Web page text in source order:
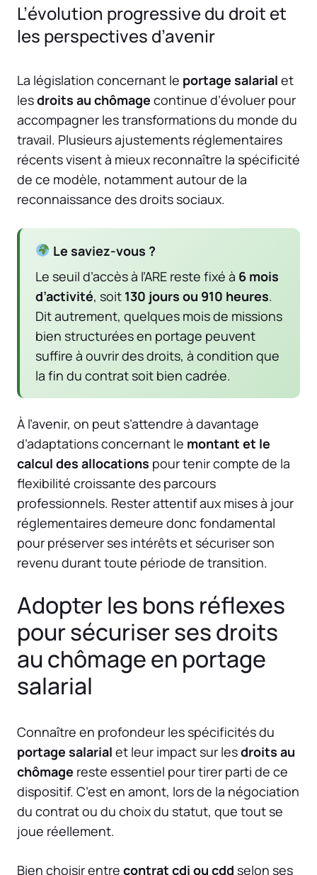
L’évolution progressive du droit et
les perspectives d’avenir
La législation concernant le portage salarial et
lesdroits au chômage continue d’évoluer pour
accompagner les transformations du monde du
travail. Plusieurs ajustements réglementaires
récents visent à mieux reconnaître la spécificité
de ce modèle, notamment autour de la
reconnaissance des droits sociaux.
Le saviez-vous ?
Le seuil d’accès à l’ARE reste fixé à 6 mois
d’activité, soit 130 jours ou 910 heures.
Dit autrement, quelques mois de missions
bien structurées en portage peuvent
suffire à ouvrir des droits, à condition que
la fin du contrat soit bien cadrée.
À l’avenir, on peut s’attendre à davantage
d’adaptations concernant le montant et le
calcul des allocations pour tenir compte de la
flexibilité croissante des parcours
professionnels. Rester attentif aux mises à jour
réglementaires demeure donc fondamental
pour préserver ses intérêts et sécuriser son
revenu durant toute période de transition.
Adopter les bons réflexes
pour sécuriser ses droits
au chômage en portage
salarial
Connaître en profondeur les spécificités du
portage salarial et leur impact sur lesdroits au
chômage reste essentiel pour tirer parti de ce
dispositif. C’est en amont, lors de la négociation
du contrat ou du choix du statut, que tout se
joue réellement.
Bien choisir entre contrat cdi ou cdd selon ses